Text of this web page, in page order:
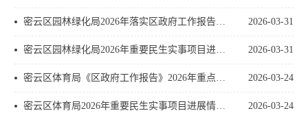
密云区园林绿化局2026年落实区政府工作报告重点工作进展情况（一季度） 2026-03-31
密云区园林绿化局2026年重要民生实事项目进展情况（一季度） 2026-03-31
密云区体育局《区政府工作报告》2026年重点任务分解进展情况（一 季度） 2026-03-24
密云区体育局2026年重要民生实事项目进展情况（ 一季度） 2026-03-24